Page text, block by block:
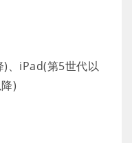
、iPad(第5世代以
)